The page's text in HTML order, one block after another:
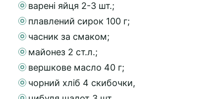
варені яйця 2-3 шт.;
плавлений сирок 100 г;
часник за смаком;
майонез 2 ст.л.;
вершкове масло 40 г;
чорний хліб 4 скибочки,